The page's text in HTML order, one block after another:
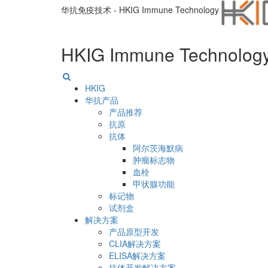
华抗免疫技术 - HKIG Immune Technology
HKIG Immune
HKIG
华抗产品
产品推荐
抗原
抗体
阿尔茨海默病
肿瘤标志物
血栓
甲状腺功能
标记物
试剂盒
解决方案
产品原型开发
CLIA解决方案
ELISA解决方案